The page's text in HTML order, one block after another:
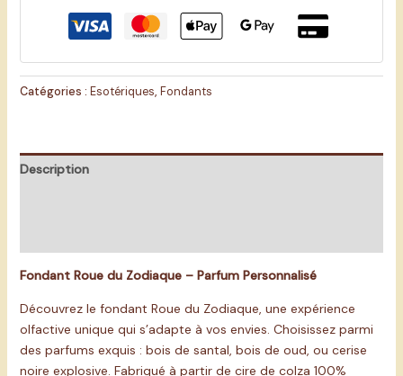
Catégories : Esotériques, Fondants
Description
Fondant Roue du Zodiaque – Parfum Personnalisé
Découvrez le fondant Roue du Zodiaque, une expérience
olfactive unique qui s’adapte à vos envies. Choisissez parmi
des parfums exquis : bois de santal, bois de oud, ou cerise
noire explosive. Fabriqué à partir de cire de colza 100%